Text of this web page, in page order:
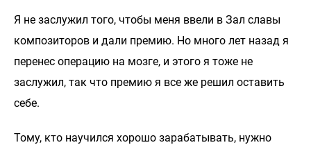
Я не заслужил того, чтобы меня ввели в Зал славы
композиторов и дали премию. Но много лет назад я
перенес операцию на мозге, и этого я тоже не
заслужил, так что премию я все же решил оставить
себе.
Тому, кто научился хорошо зарабатывать, нужно